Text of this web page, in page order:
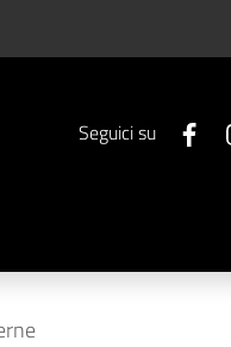
Seguici su